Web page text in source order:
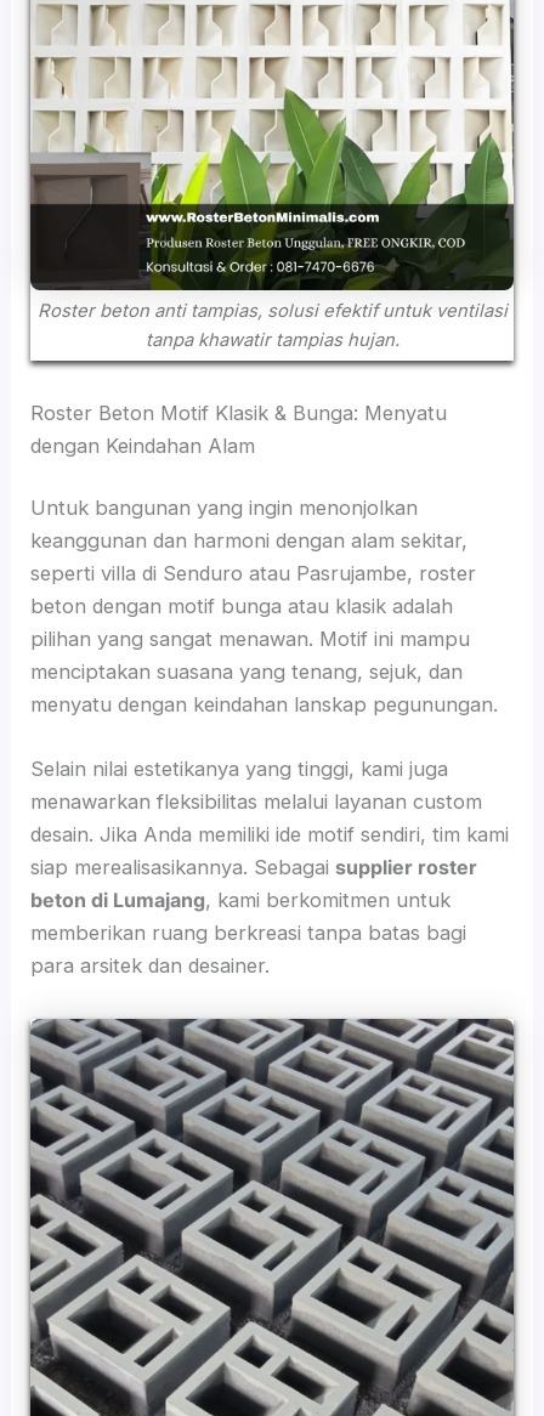
Roster beton anti tampias, solusi efektif untuk ventilasi
tanpa khawatir tampias hujan.
Roster Beton Motif Klasik & Bunga: Menyatu
dengan Keindahan Alam
Untuk bangunan yang ingin menonjolkan
keanggunan dan harmoni dengan alam sekitar,
seperti villa di Senduro atau Pasrujambe, roster
beton dengan motif bunga atau klasik adalah
pilihan yang sangat menawan. Motif ini mampu
menciptakan suasana yang tenang, sejuk, dan
menyatu dengan keindahan lanskap pegunungan.
Selain nilai estetikanya yang tinggi, kami juga
menawarkan fleksibilitas melalui layanan custom
desain. Jika Anda memiliki ide motif sendiri, tim kami
siap merealisasikannya. Sebagai supplier roster
beton di Lumajang, kami berkomitmen untuk
memberikan ruang berkreasi tanpa batas bagi
para arsitek dan desainer.